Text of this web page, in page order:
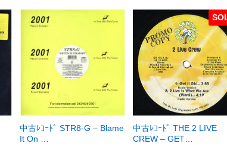
中古ﾚｺｰﾄﾞ STR8-G – Blame
It On …
中古ﾚｺｰﾄﾞ THE 2 LIVE
CREW – GET…